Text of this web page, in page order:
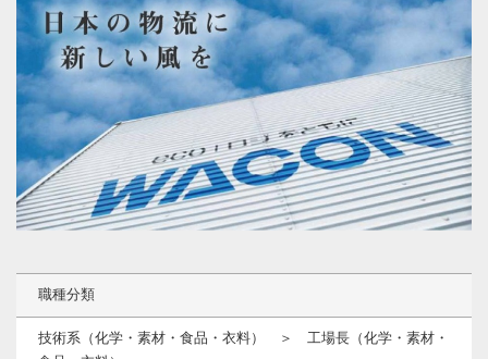
職種分類
技術系（化学・素材・食品・衣料） ＞ 工場長（化学・素材・